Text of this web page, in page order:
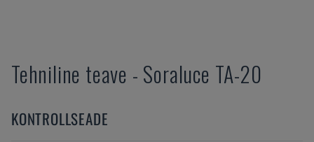
Tehniline teave - Soraluce TA-20
KONTROLLSEADE